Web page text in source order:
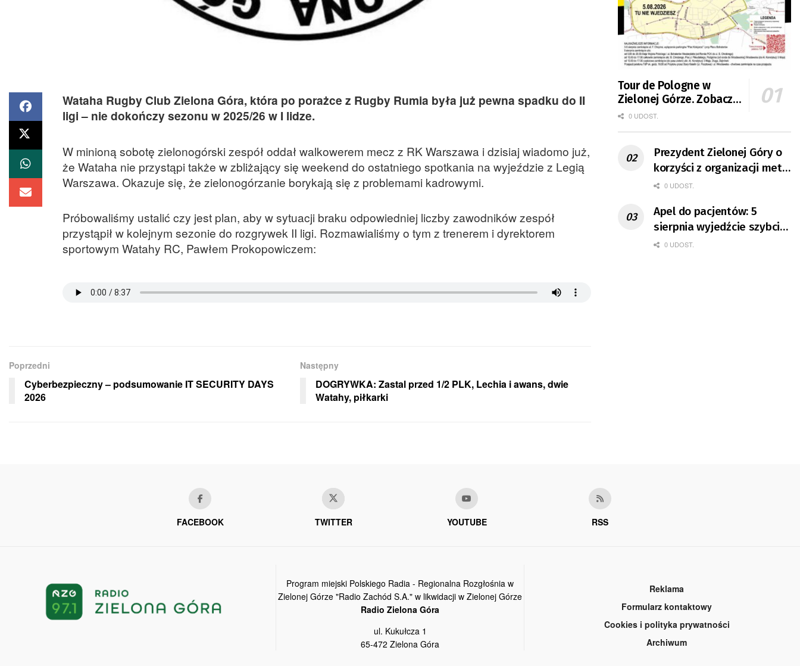
Wataha Rugby Club Zielona Góra, która po porażce z Rugby Rumia była już pewna spadku do II
ligi – nie dokończy sezonu w 2025/26 w I lidze.
W minioną sobotę zielonogórski zespół oddał walkowerem mecz z RK Warszawa i dzisiaj wiadomo już,
że Wataha nie przystąpi także w zbliżający się weekend do ostatniego spotkania na wyjeździe z Legią
Warszawa. Okazuje się, że zielonogórzanie borykają się z problemami kadrowymi.
Próbowaliśmy ustalić czy jest plan, aby w sytuacji braku odpowiedniej liczby zawodników zespół
przystąpił w kolejnym sezonie do rozgrywek II ligi. Rozmawialiśmy o tym z trenerem i dyrektorem
sportowym Watahy RC, Pawłem Prokopowiczem:
Poprzedni
Cyberbezpieczny – podsumowanie IT SECURITY DAYS
2026
Następny
DOGRYWKA: Zastal przed 1/2 PLK, Lechia i awans, dwie
Watahy, piłkarki
Tour de Pologne w
Zielonej Górze. Zobacz
zmiany w organizacji
0 UDOST.
Prezydent Zielonej Góry o
korzyści z organizacji mety
Tour de Pologne
0 UDOST.
Apel do pacjentów: 5
sierpnia wyjedźcie szybciej
z domów
0 UDOST.
FACEBOOK TWITTER YOUTUBE RSS
Program miejski Polskiego Radia - Regionalna Rozgłośnia w
Zielonej Górze "Radio Zachód S.A." w likwidacji w Zielonej Górze
Radio Zielona Góra
ul. Kukułcza 1
65-472 Zielona Góra
Reklama
Formularz kontaktowy
Cookies i polityka prywatności
Archiwum